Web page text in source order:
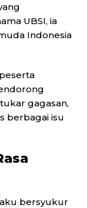
UBSI, ia
Indonesia
gagasan,
berbagai isu
bersyukur